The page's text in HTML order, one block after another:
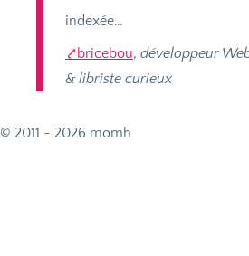
indexée…
bricebou, développeur
& libriste curieux
© 2011 - 2026 momh